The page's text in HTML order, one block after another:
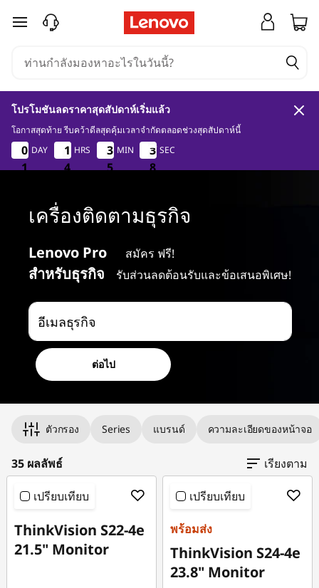
จ
ภ
า
พ
n
v
ข้ามไปที่เนื้อหาหลัก
โปรโมชันลดราคาสุดสัปดาห์เริ่มแล้ว
โอกาสสุดท้าย รีบคว้าดีลสุดคุ้มเวลาจำกัดตลอดช่วงสุดสัปดาห์นี้
0
1
0
1
0
1
0
1
DAY
1
4
1
4
1
4
1
4
HRS
3
5
3
5
3
5
3
5
MIN 3
3
6
3
7
3
6
SEC
เครื่องติดตามธุรกิจ
Lenovo Pro สมัคร ฟรี!
สำหรับธุรกิจ รับส่วนลดต้อนรับและข้อเสนอพิเศษ!
อีเมลธุรกิจ
ต่อไป
ตัวกรอง Series แบรนด์ ความละเอียดของหน้าจอ
35 ผลลัพธ์ เรียงตาม
เปรียบเทียบ
ThinkVision S22-4e
21.5" Monitor
เปรียบเทียบ
พร้อมส่ง
ThinkVision S24-4e
23.8" Monitor